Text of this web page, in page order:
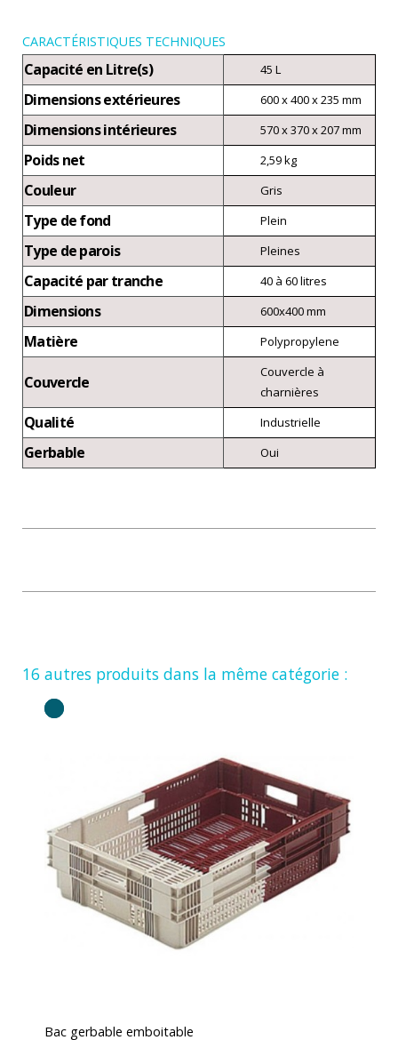
CARACTÉRISTIQUES TECHNIQUES
Capacité en Litre(s) 45 L
Dimensions extérieures 600 x 400 x 235 mm
Dimensions intérieures 570 x 370 x 207 mm
Poids net 2,59 kg
Couleur Gris
Type de fond Plein
Type de parois Pleines
Capacité par tranche 40 à 60 litres
Dimensions 600x400 mm
Matière Polypropylene
Couvercle
Couvercle à
charnières
Qualité Industrielle
Gerbable Oui
16 autres produits dans la même catégorie :
Bac gerbable emboitable